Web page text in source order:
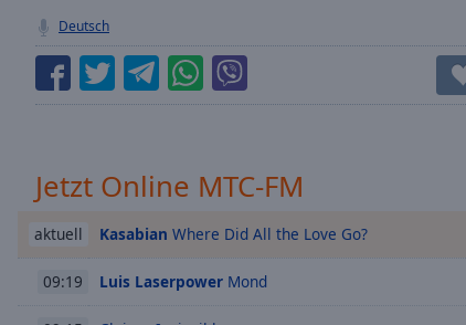
live,
currently
behind
LIVE
Remaining
Playback
Rate
Chapters
Deutsch
Jetzt Online MTC-FM
aktuell Kasabian Where Did All the Love Go?
09:19 Luis Laserpower Mond